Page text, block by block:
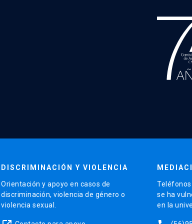
DISCRIMINACIÓN Y VIOLENCIA
Orientación y apoyo en casos de
discriminación, violencia de género o
violencia sexual.
se ha
en la